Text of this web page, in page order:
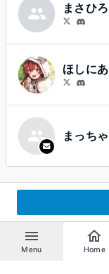
Menu Home
まさひろ
ほしにあ
まっちゃ